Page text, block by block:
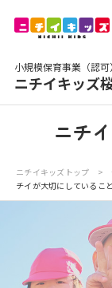
小規模保育事業（認可）
ニチイキッズ
ニチイが大切に
お食事
入園の概要
ニチ
ニチイキッズトップ >
チイが大切にしていること